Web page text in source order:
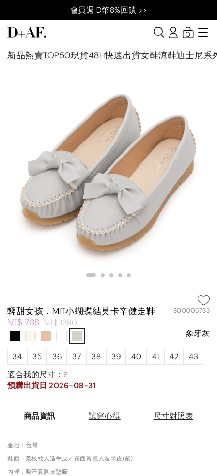
會員週 D幣8%回饋 >>
新品熱賣TOP50現貨48H快速出貨女鞋涼鞋迪士尼系
0
輕甜女孩．MIT小蝴蝶結莫卡辛健走鞋 S00005733
NT$ 788 NT$ 1380
象牙灰
34 35 36 37 38 39 40 41 42
43
適合我的尺寸： ?
預購出貨日 2026-08-31
商品資訊 試穿心得 尺寸對照表
產地：台灣
鞋面：荔枝紋人造牛皮／霧面質感人造羊皮(紫)
內裡：吸汗真豚皮墊腳